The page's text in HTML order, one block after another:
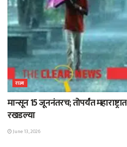
राज्य
मान्सून 15 जूननंतरच; तोपर्यंत
रखडल्या
June 13, 2026